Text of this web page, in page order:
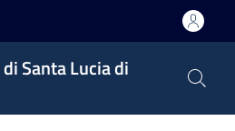
Santa Lucia di